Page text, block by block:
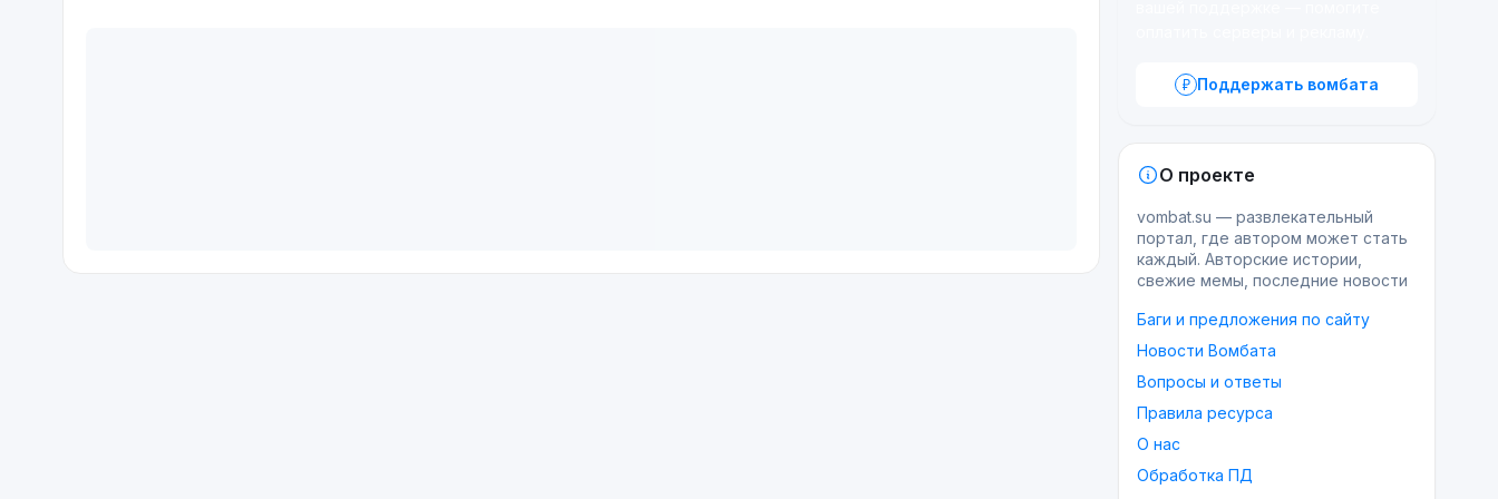
Поддержать вомбата
О проекте
vombat.su — развлекательный
портал, где автором может стать
каждый. Авторские истории,
свежие мемы, последние новости
Баги и предложения по сайту
Новости Вомбата
Вопросы и ответы
Правила ресурса
О нас
Обработка ПД